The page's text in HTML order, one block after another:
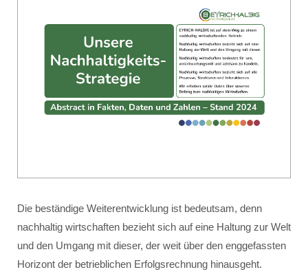
Die beständige Weiterentwicklung ist bedeutsam, denn
nachhaltig wirtschaften bezieht sich auf eine Haltung zur Welt
und den Umgang mit dieser, der weit über den enggefassten
Horizont der betrieblichen Erfolgsrechnung hinausgeht.